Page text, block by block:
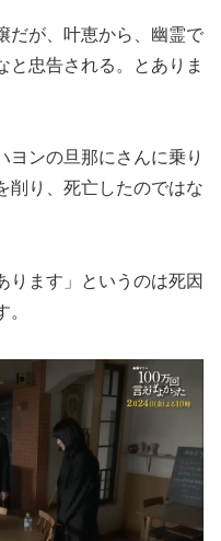
だが、叶恵から、幽霊で
と忠告される。とありま
ヨンの旦那にさんに乗り
削り、死亡したのではな
ります」というのは死因